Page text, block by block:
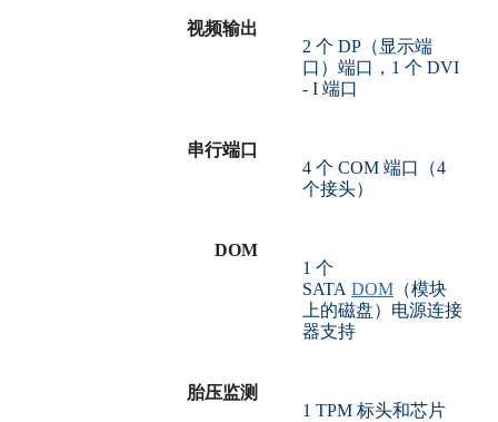
视频输出
2 个 DP（显示端
口）端口，1 个 DVI
- I 端口
串行端口
4 个 COM 端口（4
个接头）
DOM
1 个
SATA DOM （模块
上的磁盘）电源连接
器支持
胎压监测
1 TPM 标头和芯片